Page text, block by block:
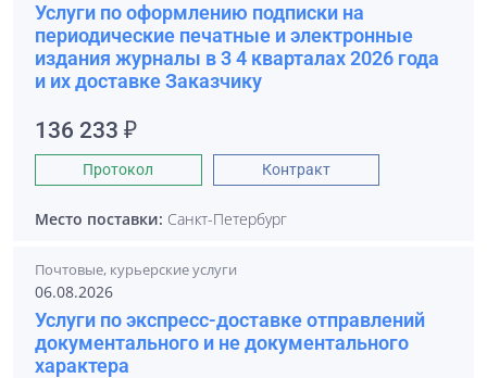
Услуги по оформлению подписки на
периодические печатные и электронные
издания журналы в 3 4 кварталах 2026 года
и их доставке Заказчику
136 233 ₽
Протокол Контракт
Место поставки: Санкт-Петербург
Почтовые, курьерские услуги
06.08.2026
Услуги по экспресс-доставке отправлений
документального и не документального
характера